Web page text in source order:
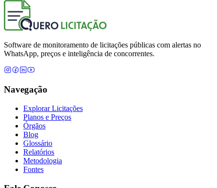
Software de monitoramento de licitações públicas com alertas no
WhatsApp, preços e inteligência de concorrentes.
Navegação
Explorar Licitações
Planos e Preços
Órgãos
Blog
Glossário
Relatórios
Metodologia
Fontes